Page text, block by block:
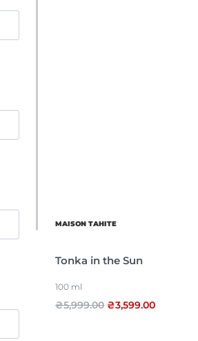
MAISON TAHITE
Tonka in the Sun
100 ml
₴5,999.00 ₴3,599.00